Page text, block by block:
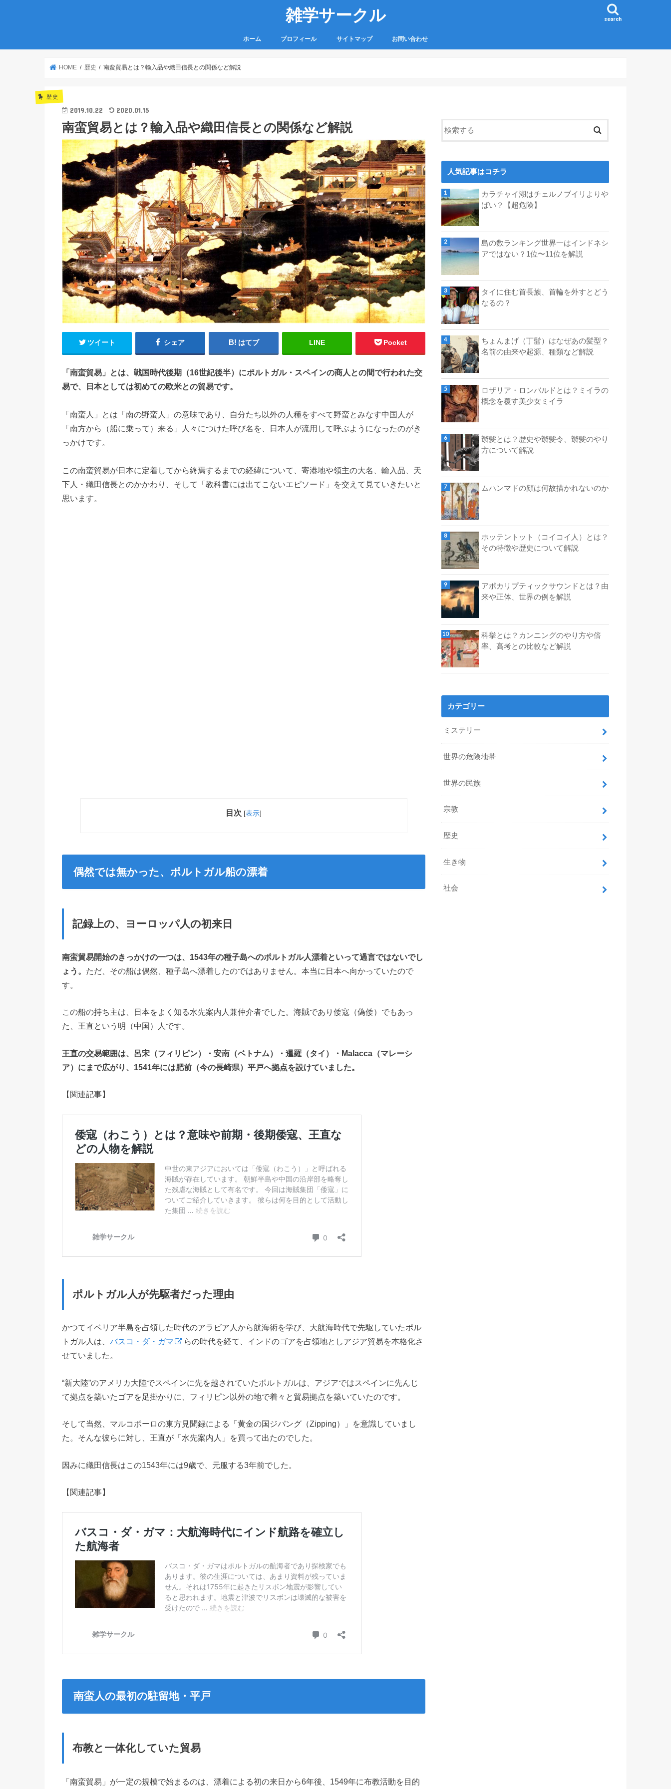
雑学サークル search
ホーム プロフィール サイトマップ お問い合わせ
HOME 歴史 南蛮貿易とは？輸入品や織田信長との関係など解説
歴史
2019.10.22 2020.01.15
南蛮貿易とは？輸入品や織田信長との関係など解説
ツイート シェア はてブ LINE Pocket
「南蛮貿易」とは、戦国時代後期（16世紀後半）にポルトガル・スペインの商人との間で行われた交
易で、日本としては初めての欧米との貿易です。
「南蛮人」とは「南の野蛮人」の意味であり、自分たち以外の人種をすべて野蛮とみなす中国人が
「南方から（船に乗って）来る」人々につけた呼び名を、日本人が流用して呼ぶようになったのがき
っかけです。
この南蛮貿易が日本に定着してから終焉するまでの経緯について、寄港地や領主の大名、輸入品、天
下人・織田信長とのかかわり、そして「教科書には出てこないエピソード」を交えて見ていきたいと
思います。
目次 [表示]
偶然では無かった、ポルトガル船の漂着
記録上の、ヨーロッパ人の初来日
南蛮貿易開始のきっかけの一つは、1543年の種子島へのポルトガル人漂着といって過言ではないでし
ょう。 ただ、その船は偶然、種子島へ漂着したのではありません。本当に日本へ向かっていたので
す。
この船の持ち主は、日本をよく知る水先案内人兼仲介者でした。海賊であり倭寇（偽倭）でもあっ
た、王直という明（中国）人です。
王直の交易範囲は、呂宋（フィリピン）・安南（ベトナム）・暹羅（タイ）・Malacca（マレーシ
ア）にまで広がり、1541年には肥前（今の長崎県）平戸へ拠点を設けていました。
【関連記事】
ポルトガル人が先駆者だった理由
かつてイベリア半島を占領した時代のアラビア人から航海術を学び、大航海時代で先駆していたポル
トガル人は、 バスコ・ダ・ガマ
らの時代を経て、インドのゴアを占領地としアジア貿易を本格化さ
せていました。
“新大陸”のアメリカ大陸でスペインに先を越されていたポルトガルは、アジアではスペインに先んじ
て拠点を築いたゴアを足掛かりに、フィリピン以外の地で着々と貿易拠点を築いていたのです。
そして当然、マルコポーロの東方見聞録による「黄金の国ジパング（Zipping）」を意識していまし
た。そんな彼らに対し、王直が「水先案内人」を買って出たのでした。
因みに織田信長はこの1543年には9歳で、元服する3年前でした。
【関連記事】
南蛮人の最初の駐留地・平戸
布教と一体化していた貿易
「南蛮貿易」が一定の規模で始まるのは、漂着による初の来日から6年後、1549年に布教活動を目的
人気記事はコチラ
カラチャイ湖はチェルノブイリよりや
ばい？【超危険】
島の数ランキング世界一はインドネシ
アではない？1位〜11位を解説
タイに住む首長族、首輪を外すとどう
なるの？
ちょんまげ（丁髷）はなぜあの髪型？
名前の由来や起源、種類など解説
ロザリア・ロンバルドとは？ミイラの
概念を覆す美少女ミイラ
辮髪とは？歴史や辮髪令、辮髪のやり
方について解説
ムハンマドの顔は何故描かれないのか
ホッテントット（コイコイ人）とは？
その特徴や歴史について解説
アポカリプティックサウンドとは？由
来や正体、世界の例を解説
科挙とは？カンニングのやり方や倍
率、高考との比較など解説
カテゴリー
ミステリー
世界の危険地帯
世界の民族
宗教
歴史
生き物
社会